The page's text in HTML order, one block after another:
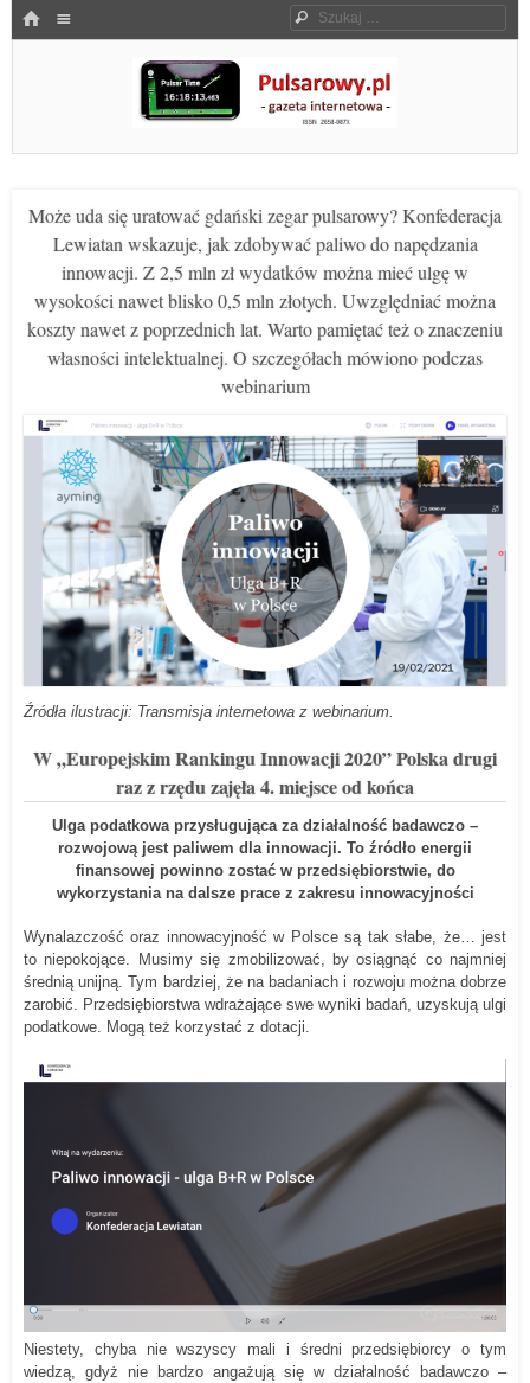
HOME Szukaj
Pulsarowy.pl
Może uda się uratować gdański zegar pulsarowy? Konfederacja
Lewiatan wskazuje, jak zdobywać paliwo do napędzania
innowacji. Z 2,5 mln zł wydatków można mieć ulgę w
wysokości nawet blisko 0,5 mln złotych. Uwzględniać można
koszty nawet z poprzednich lat. Warto pamiętać też o znaczeniu
własności intelektualnej. O szczegółach mówiono podczas
webinarium
Źródła ilustracji: Transmisja internetowa z webinarium.
W „Europejskim Rankingu Innowacji 2020” Polska drugi
raz z rzędu zajęła 4. miejsce od końca
Ulga podatkowa przysługująca za działalność badawczo –
rozwojową jest paliwem dla innowacji. To źródło energii
finansowej powinno zostać w przedsiębiorstwie, do
wykorzystania na dalsze prace z zakresu innowacyjności
Wynalazczość oraz innowacyjność w Polsce są tak słabe, że… jest
to niepokojące. Musimy się zmobilizować, by osiągnąć co najmniej
średnią unijną. Tym bardziej, że na badaniach i rozwoju można dobrze
zarobić. Przedsiębiorstwa wdrażające swe wyniki badań, uzyskują ulgi
podatkowe. Mogą też korzystać z dotacji.
Niestety, chyba nie wszyscy mali i średni przedsiębiorcy o tym
wiedzą, gdyż nie bardzo angażują się w działalność badawczo –